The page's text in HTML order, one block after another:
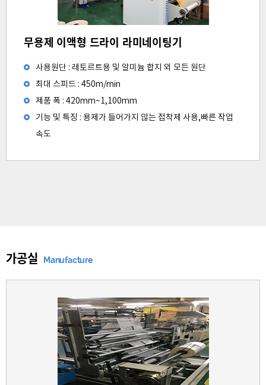
무용제 이액형 드라이 라미네이팅기
사용원단 : 레토르트용 및 알미늄 합지 외 모든 원단
최대 스피드 : 450m/min
제품 폭 : 420mm~1,100mm
기능 및 특징 : 용제가 들어가지 않는 접착제 사용,빠른 작업
속도
가공실 Manufacture